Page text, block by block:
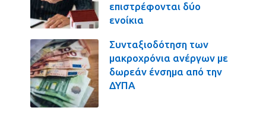
επιστρέφονται δύο
ενοίκια
Συνταξιοδότηση των
μακροχρόνια ανέργων με
δωρεάν ένσημα από την
ΔΥΠΑ